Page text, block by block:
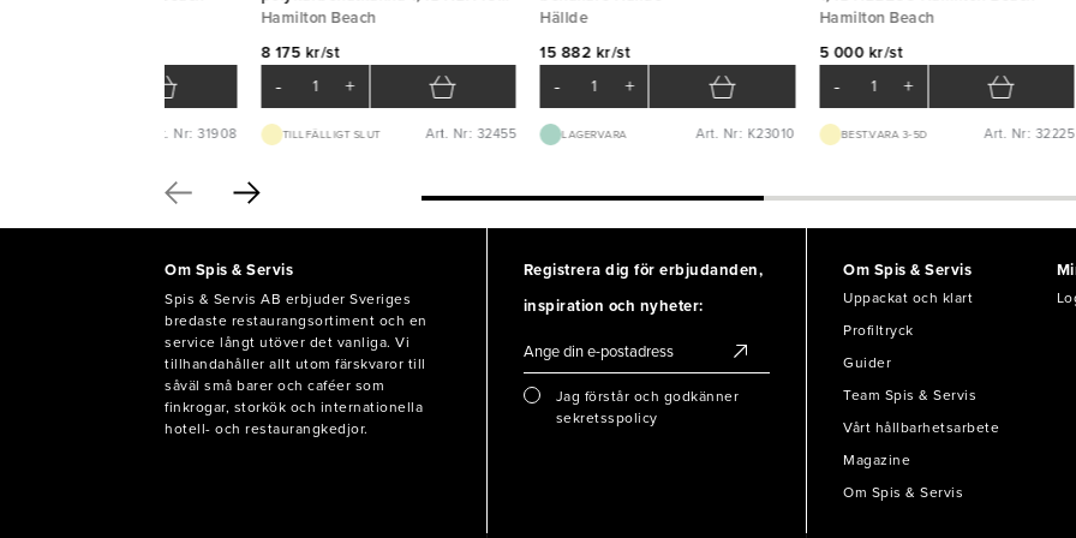
Art. Nr: 31908
Hamilton Beach
Hamilton Beach
8 175 kr/st
- +
TILLFÄLLIGT SLUT Art. Nr: 32455
Hällde
15 882 kr/st
- +
LAGERVARA Art. Nr: K23010
Hamilton Beach
5 000 kr/st
- +
BEST.VARA 3-5D Art. Nr: 32225
Om Spis & Servis
Spis & Servis AB erbjuder Sveriges
bredaste restaurangsortiment och en
service långt utöver det vanliga. Vi
tillhandahåller allt utom färskvaror till
såväl små barer och caféer som
finkrogar, storkök och internationella
hotell- och restaurangkedjor.
Registrera dig för erbjudanden,
inspiration och nyheter:
Jag förstår och godkänner
sekretsspolicy
Om Spis & Servis
Uppackat och klart
Profiltryck
Guider
Team Spis & Servis
Vårt hållbarhetsarbete
Magazine
Om Spis & Servis